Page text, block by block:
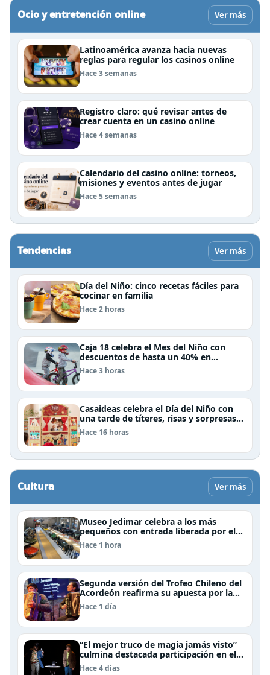
Ocio y entretención online Ver más
Latinoamérica avanza hacia nuevas
reglas para regular los casinos online
Hace 3 semanas
Registro claro: qué revisar antes de
crear cuenta en un casino online
Hace 4 semanas
Calendario del casino online: torneos,
misiones y eventos antes de jugar
Hace 5 semanas
Tendencias Ver más
Día del Niño: cinco recetas fáciles para
cocinar en familia
Hace 2 horas
Caja 18 celebra el Mes del Niño con
descuentos de hasta un 40% en
panoramas, cine, shows y streaming
Hace 3 horas
Casaideas celebra el Día del Niño con
una tarde de títeres, risas y sorpresas
en el Mall Plaza Vespucio
Hace 16 horas
Cultura Ver más
Museo Jedimar celebra a los más
pequeños con entrada liberada por el
Día del Niño
Hace 1 hora
Segunda versión del Trofeo Chileno del
Acordeón reafirma su apuesta por la
profesionalización del instrumento en
Chile
Hace 1 día
“El mejor truco de magia jamás visto”
culmina destacada participación en el
Festival Off Avignon 2026
Hace 4 días